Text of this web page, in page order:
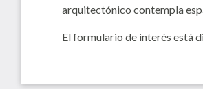
arquitectónico contempla
El formulario de interés está